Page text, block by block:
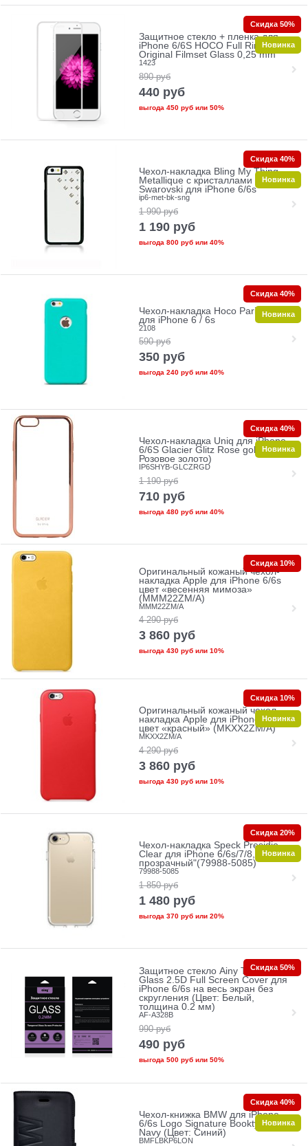
Защитное стекло + пленка для
iPhone 6/6S HOCO Full Rim
Original Filmset Glass 0,25 mm
1423
890 руб
440 руб
выгода 450 рубили 50%
Скидка 50%
Новинка
Чехол-накладка Bling My Thing
Metallique с кристаллами
Swarovski для iPhone 6/6s
ip6-met-bk-sng
1 990 руб
1 190 руб
выгода 800 рубили 40%
Скидка 40%
Новинка
Чехол-накладка Hoco Paris Series
для iPhone 6 / 6s
2108
590 руб
350 руб
выгода 240 рубили 40%
Скидка 40%
Новинка
Чехол-накладка Uniq для iPhone
6/6S Glacier Glitz Rose gold (Цвет:
Розовое золото)
IP6SHYB-GLCZRGD
1 190 руб
710 руб
выгода 480 рубили 40%
Скидка 40%
Новинка
Оригинальный кожаный чехол-
накладка Apple для iPhone 6/6s
цвет «весенняя мимоза»
(MMM22ZM/A)
MMM22ZM/A
4 290 руб
3 860 руб
выгода 430 рубили 10%
Скидка 10%
Оригинальный кожаный чехол-
накладка Apple для iPhone 6/6s
цвет «красный» (MKXX2ZM/A)
MKXX2ZM/A
4 290 руб
3 860 руб
выгода 430 рубили 10%
Скидка 10%
Новинка
Чехол-накладка Speck Presidio
Clear для iPhone 6/6s/7/8, цвет
прозрачный"(79988-5085)
79988-5085
1 850 руб
1 480 руб
выгода 370 рубили 20%
Скидка 20%
Новинка
Защитное стекло Ainy Tempered
Glass 2.5D Full Screen Cover для
iPhone 6/6s на весь экран без
скругления (Цвет: Белый,
толщина 0.2 мм)
AF-A328B
990 руб
490 руб
выгода 500 рубили 50%
Скидка 50%
Чехол-книжка BMW для iPhone
6/6s Logo Signature Booktype
Navy (Цвет: Синий)
BMFLBKP6LON
Скидка 40%
Новинка